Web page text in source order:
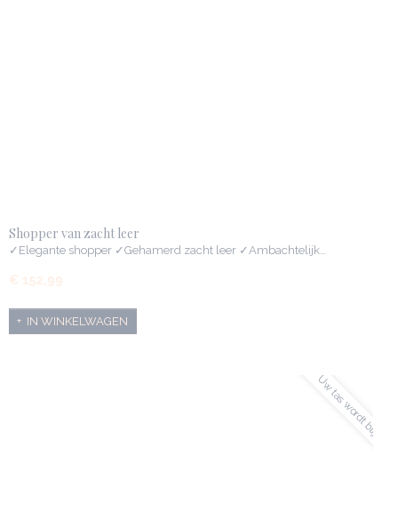
Shopper van zacht leer
✓Elegante shopper ✓Gehamerd zacht leer ✓Ambachtelijk…
€ 152,99
IN WINKELWAGEN
✓Uw tas wordt blij